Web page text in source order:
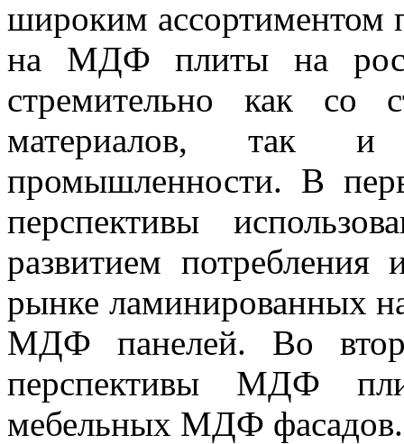
широким ассортиментом
на МДФ плиты на
стремительно как со
материалов, так
промышленности. В
перспективы
развитием потребления
рынке ламинированных
МДФ панелей. Во
перспективы МДФ
мебельных МДФ фасадов.